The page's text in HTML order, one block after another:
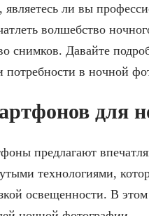
являетесь ли вы
волшебство
снимков. Давайте
потребности в ночной
для
предлагают
технологиями,
освещенности. В